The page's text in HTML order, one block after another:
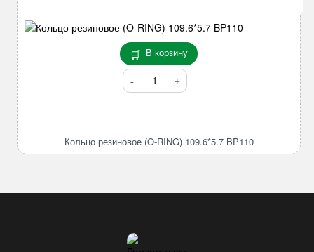
В корзину
Количество
товара
RING)
Кольцо резиновое (O-RING) 109.6*5.7 BP110